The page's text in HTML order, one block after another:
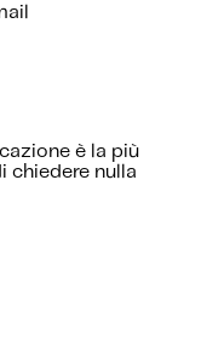
è la più
chiedere nulla